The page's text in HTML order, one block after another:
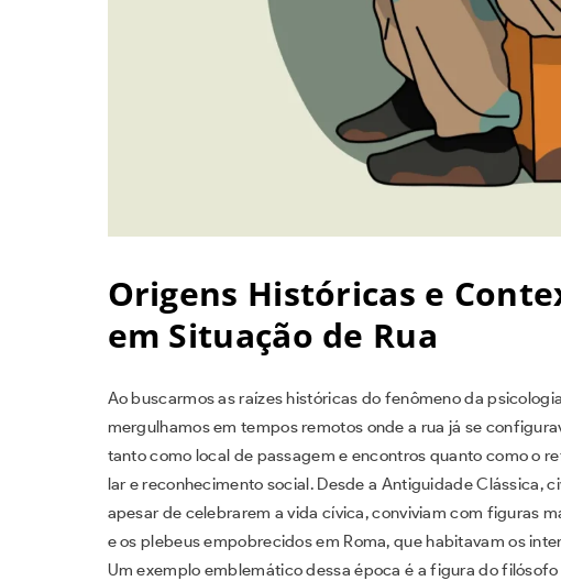
Origens Históricas e
em Situação de Rua
Ao buscarmos as raízes históricas do fenômeno da
mergulhamos em tempos remotos onde a rua já se
tanto como local de passagem e encontros quanto como o
lar e reconhecimento social. Desde a Antiguidade Clássica,
apesar de celebrarem a vida cívica, conviviam com figuras
e os plebeus empobrecidos em Roma, que habitavam os
Um exemplo emblemático dessa época é a figura do